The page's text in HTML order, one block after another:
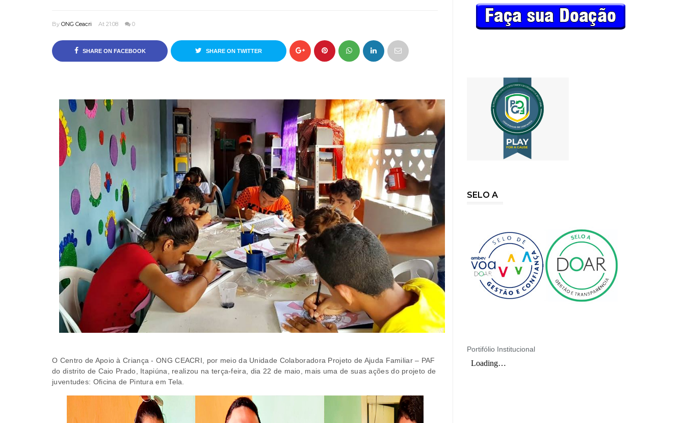
By ONG Ceacri At 21:08 0
SHARE ON FACEBOOK SHARE ON TWITTER
O Centro de Apoio à Criança - ONG CEACRI, por meio da Unidade Colaboradora Projeto de Ajuda Familiar – PAF
do distrito de Caio Prado, Itapiúna, realizou na terça-feira, dia 22 de maio, mais uma de suas ações do projeto de
juventudes: Oficina de Pintura em Tela.
SELO A
Portifólio Institucional